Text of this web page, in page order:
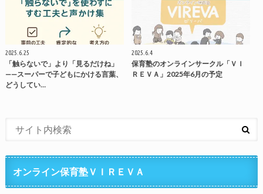
2025.6.25
「触らないで」より「見るだけね」
——スーパーで子どもにかける言葉、
どうしてい…
2025.6.4
保育塾のオンラインサークル「ＶＩ
ＲＥＶＡ」2025年6月の予定
オンライン保育塾ＶＩＲＥＶＡ